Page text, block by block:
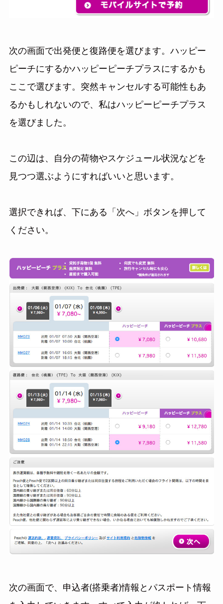
次の画面で出発便と復路便を選びます。ハッピー
ピーチにするかハッピーピーチプラスにするかも
ここで選びます。突然キャンセルする可能性もあ
るかもしれないので、私はハッピーピーチプラス
を選びました。
この辺は、自分の荷物やスケジュール状況などを
見つつ選ぶようにすればいいと思います。
選択できれば、下にある「次へ」ボタンを押して
ください。
次の画面で、申込者(搭乗者)情報とパスポート情報